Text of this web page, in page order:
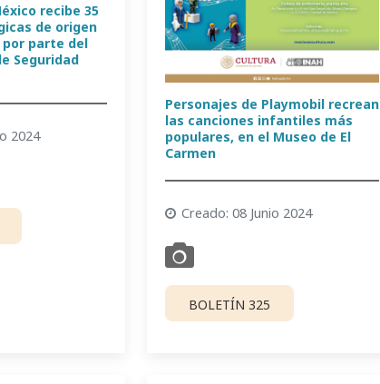
recibe 35
de origen
parte del
Seguridad
2024
Personajes de Playmobil recrean
las canciones infantiles más
populares, en el Museo de El
Carmen
Creado: 08 Junio 2024
BOLETÍN 325